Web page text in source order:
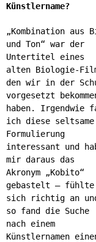
Künstlername?
„Kombination aus
und Ton“ war der
Untertitel eines
alten Biologie-
den wir in der
vorgesetzt
haben. Irgendwie
ich diese seltsame
Formulierung
interessant und
mir daraus das
Akronym „Kobito“
gebastelt – fühlte
sich richtig an
so fand die Suche
nach einem
Künstlernamen